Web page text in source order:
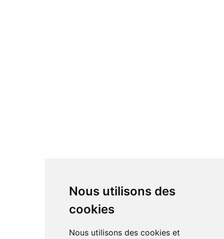
Nous utilisons des
cookies
Nous utilisons des cookies et